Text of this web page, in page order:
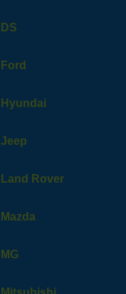
DS
Ford
Hyundai
Jeep
Land Rover
Mazda
MG